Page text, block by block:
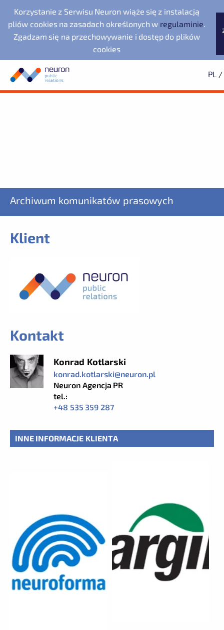
Korzystanie z Serwisu Neuron wiąże się z instalacją
pliów cookies na zasadach określonych w regulaminie.
Zgadzam się na przechowywanie i dostęp do plików
cookies
PL /
Biuro prasowe
Neuron Agencja Public
Evernex Polska
Archiwum komunikatów prasowych
Klient
Kontakt
Konrad Kotlarski
konrad.kotlarski@neuron.pl
Neuron Agencja PR
tel.:
+48 535 359 287
INNE INFORMACJE KLIENTA